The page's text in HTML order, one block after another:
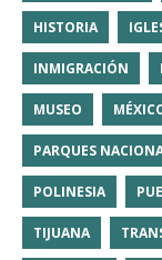
HISTORIA
INMIGRACIÓN
MUSEO
PARQUES
POLINESIA
TIJUANA